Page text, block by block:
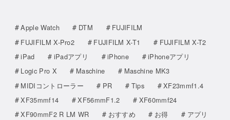
Apple Watch DTM
FUJIFILM
FUJIFILM X-Pro2
FUJIFILM X-T1
FUJIFILM X-T2
iPad
iPadアプリ iPhone
iPhoneアプリ
Logic Pro X
Maschine
Maschine MK3
MIDIコントローラー
PR Tips
XF23mmf1.4
XF35mmf14
XF56mmF1.2
XF60mmf24
XF90mmF2 R LM WR
おすすめ お得
アプリ